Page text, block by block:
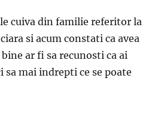
cuiva din familie referitor la
si acum constati ca avea
ar fi sa recunosti ca ai
sa mai indrepti ce se poate